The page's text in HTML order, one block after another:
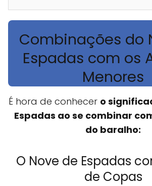
Combinações do
Espadas com os
Menores
É hora de conhecer o
Espadas ao se combinar
do baralho:
O Nove de Espadas
de Copas